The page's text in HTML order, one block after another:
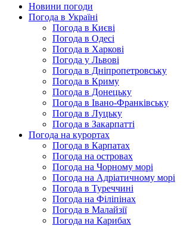
Новини погоди
Погода в Україні
Погода в Києві
Погода в Одесі
Погода в Харкові
Погода у Львові
Погода в Дніпропетровську
Погода в Криму
Погода в Донецьку
Погода в Івано-Франківську
Погода в Луцьку
Погода в Закарпатті
Погода на курортах
Погода в Карпатах
Погода на островах
Погода на Чорному морі
Погода на Адріатичному морі
Погода в Туреччині
Погода на Філіпінах
Погода в Малайзії
Погода на Карибах